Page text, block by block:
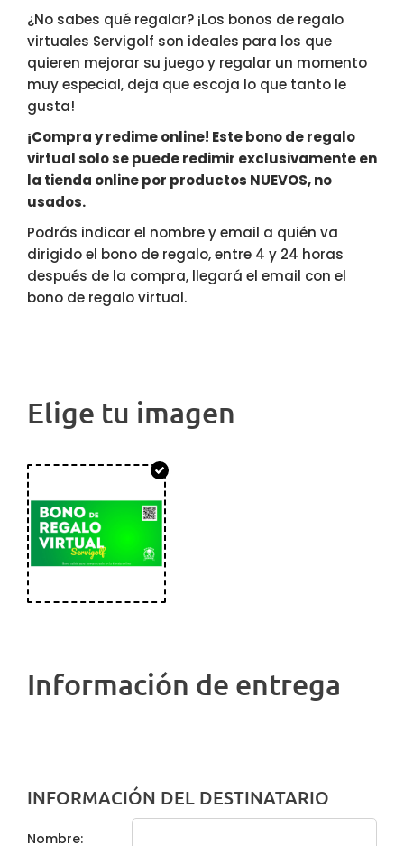
¿No sabes qué regalar? ¡Los bonos de regalo
virtuales Servigolf son ideales para los que
quieren mejorar su juego y regalar un momento
muy especial, deja que escoja lo que tanto le
gusta!
¡Compra y redime online! Este bono de regalo
virtual solo se puede redimir exclusivamente en
la tienda online por productos NUEVOS, no
usados.
Podrás indicar el nombre y email a quién va
dirigido el bono de regalo, entre 4 y 24 horas
después de la compra, llegará el email con el
bono de regalo virtual.
Elige tu imagen
Información de entrega
INFORMACIÓN DEL DESTINATARIO
Nombre: